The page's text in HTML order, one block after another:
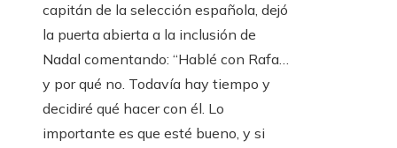
capitán de la selección española, dejó
la puerta abierta a la inclusión de
Nadal comentando: “Hablé con Rafa…
y por qué no. Todavía hay tiempo y
decidiré qué hacer con él. Lo
importante es que esté bueno, y si